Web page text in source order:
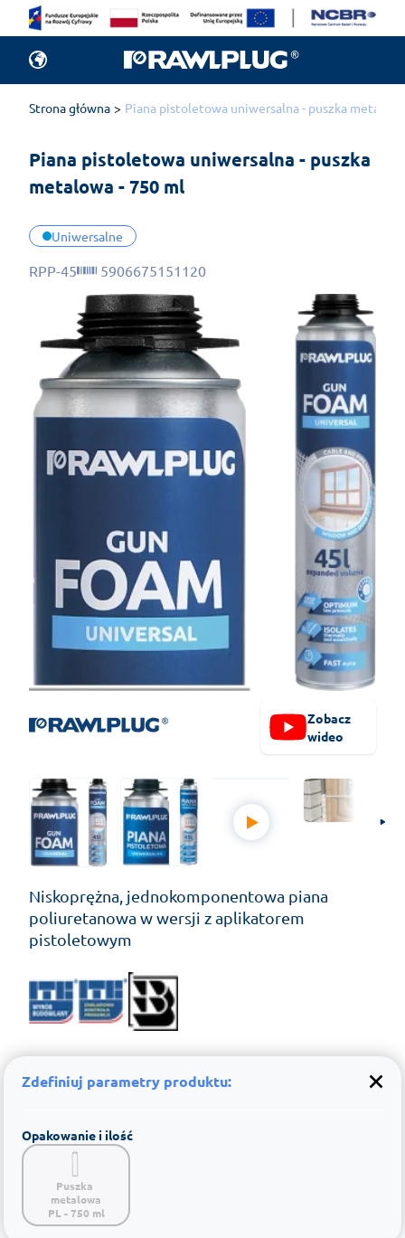
Strona główna Piana pistoletowa uniwersalna - puszka
Piana pistoletowa uniwersalna - puszka
metalowa - 750 ml
Uniwersalne
RPP-45 5906675151120
Zobacz
wideo
Niskoprężna, jednokomponentowa piana
poliuretanowa w wersji z aplikatorem
pistoletowym
Zdefiniuj parametry produktu:
Opakowanie i ilość
Puszka
metalowa
PL - 750 ml